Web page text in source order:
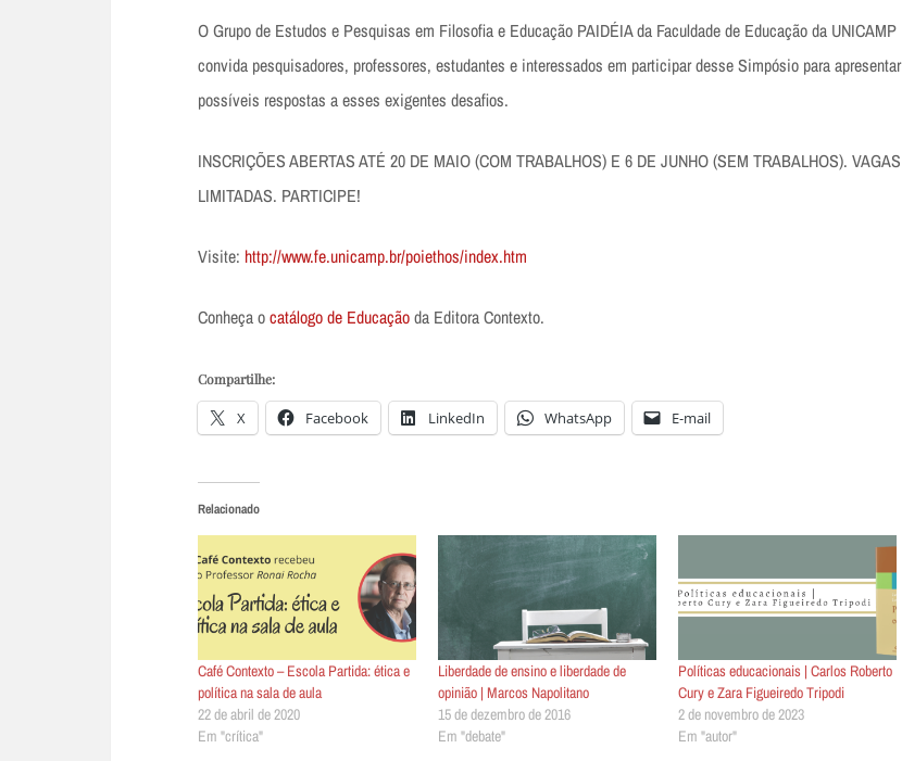
O Grupo de Estudos e Pesquisas em Filosofia e Educação PAIDÉIA da Faculdade de Educação da UNICAMP
convida pesquisadores, professores, estudantes e interessados em participar desse Simpósio para apresentar
possíveis respostas a esses exigentes desafios.
INSCRIÇÕES ABERTAS ATÉ 20 DE MAIO (COM TRABALHOS) E 6 DE JUNHO (SEM TRABALHOS). VAGAS
LIMITADAS. PARTICIPE!
Visite: http://www.fe.unicamp.br/poiethos/index.htm
Conheça ocatálogo de Educaçãoda Editora Contexto.
Compartilhe:
X Facebook LinkedIn WhatsApp E-mail
Relacionado
Café Contexto – Escola Partida: ética e
política na sala de aula
22 de abril de 2020
Em "crítica"
Liberdade de ensino e liberdade de
opinião | Marcos Napolitano
15 de dezembro de 2016
Em "debate"
Políticas educacionais | Carlos Roberto
Cury e Zara Figueiredo Tripodi
2 de novembro de 2023
Em "autor"